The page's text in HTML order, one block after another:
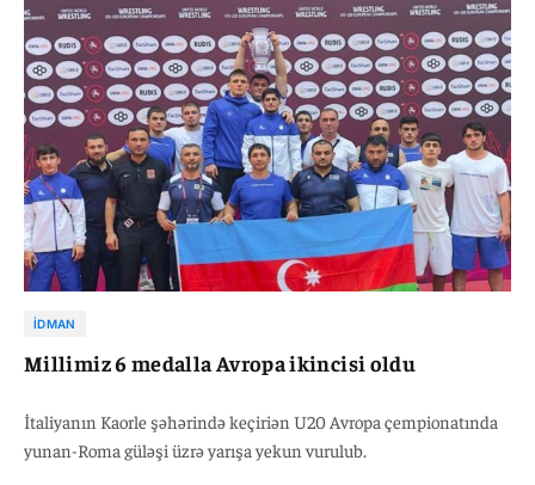
U20 yaş qrupunda imza atıb.
İDMAN
Millimiz 6 medalla Avropa ikincisi oldu
İtaliyanın Kaorle şəhərində keçiriən U20 Avropa çempionatında
yunan-Roma güləşi üzrə yarışa yekun vurulub.